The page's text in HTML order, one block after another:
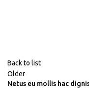
Back to list
Older
Netus eu mollis hac